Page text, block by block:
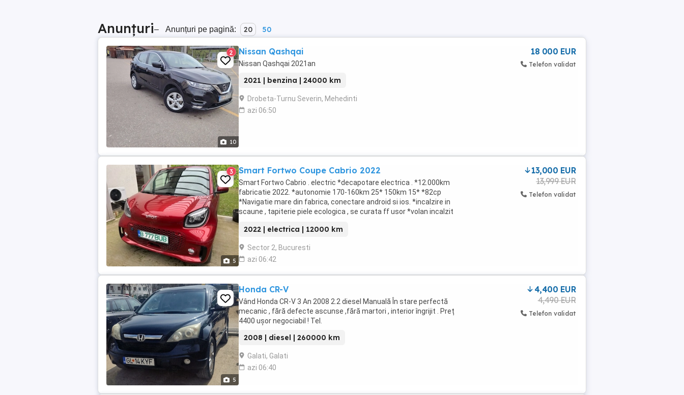
Anunțuri– Anunțuri pe pagină: 20 50
10
2 Nissan Qashqai
Nissan Qashqai 2021an
2021 | benzina | 24000 km
Drobeta-Turnu Severin, Mehedinti
azi 06:50
18 000 EUR
Telefon validat
5
3 Smart Fortwo Coupe Cabrio 2022
Smart Fortwo Cabrio . electric *decapotare electrica . *12.000km
fabricatie 2022. *autonomie 170-160km 25* 150km 15* *82cp
*Navigatie mare din fabrica, conectare android si ios. *incalzire in
scaune , tapiterie piele ecologica , se curata ff usor *volan incalzit
2022 | electrica | 12000 km
Sector 2, Bucuresti
azi 06:42
13,000 EUR
13,999 EUR
Telefon validat
5
Honda CR-V
Vând Honda CR-V 3 An 2008 2.2 diesel Manuală În stare perfectă
mecanic , fără defecte ascunse ,fără martori , interior îngrijit . Preț
4400 ușor negociabil ! Tel.
2008 | diesel | 260000 km
Galati, Galati
azi 06:40
4,400 EUR
4,490 EUR
Telefon validat